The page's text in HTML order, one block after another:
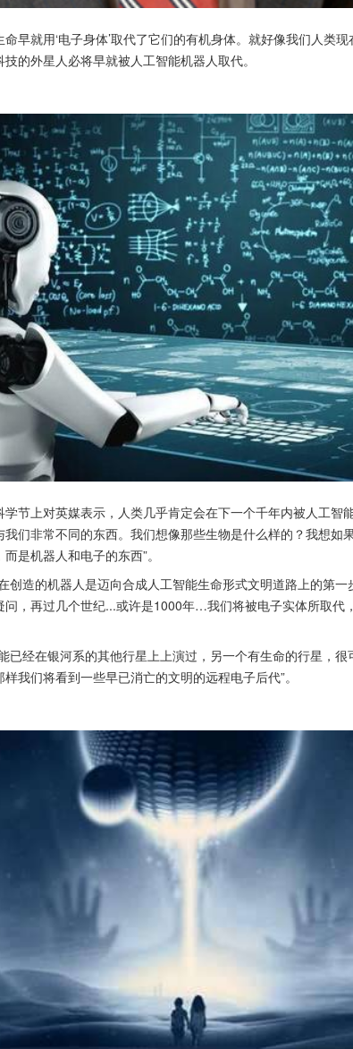
早就用‘电子身体’取代了它们的有机身体。就好像我们人类
的外星人必将早就被人工智能机器人取代。
节上对英媒表示，人类几乎肯定会在下一个千年内被人工智
们非常不同的东西。我们想像那些生物是什么样的？我想如
是机器人和电子的东西”。
创造的机器人是迈向合成人工智能生命形式文明道路上的第
问，再过几个世纪...或许是1000年…我们将被电子实体所取代
已经在银河系的其他行星上上演过，另一个有生命的行星，
我们将看到一些早已消亡的文明的远程电子后代”。